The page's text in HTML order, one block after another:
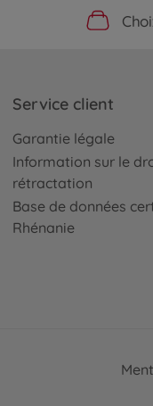
Service client
Garantie légale
Information sur le
rétractation
Base de données
Rhénanie